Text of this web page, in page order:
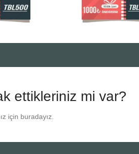
ettikleriniz mi var?
için buradayız.